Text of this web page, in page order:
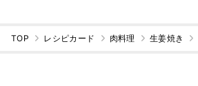
TOP レシピカード 肉料理 生姜焼き